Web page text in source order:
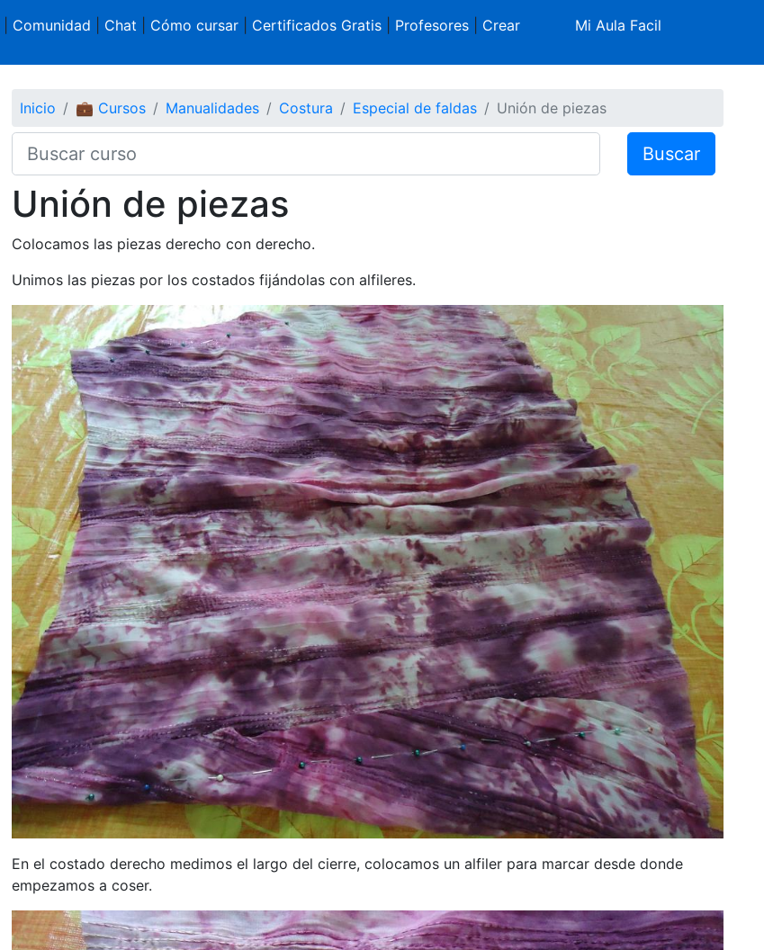
Comunidad Chat Cómo cursar| Certificados Gratis| Profesores| Crear
Mi Aula Facil
Inicio 💼 Cursos Manualidades Costura Especial de faldas Unión de piezas
Buscar
Unión de piezas
Colocamos las piezas derecho con derecho.
Unimos las piezas por los costados fijándolas con alfileres.
En el costado derecho medimos el largo del cierre, colocamos un alfiler para marcar desde donde
empezamos a coser.